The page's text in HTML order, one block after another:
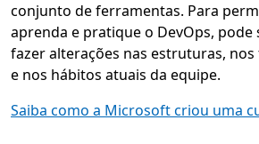
conjunto de ferramentas. Para
aprenda e pratique o DevOps, pode
fazer alterações nas estruturas,
e nos hábitos atuais da equipe.
Saiba como a Microsoft criou uma